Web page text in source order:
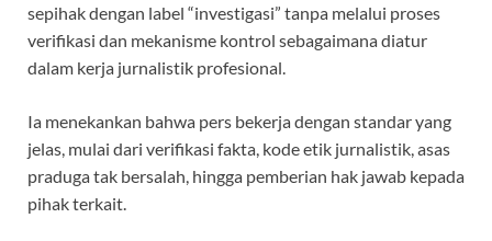
sepihak dengan label “investigasi” tanpa melalui proses
verifikasi dan mekanisme kontrol sebagaimana diatur
dalam kerja jurnalistik profesional.
Ia menekankan bahwa pers bekerja dengan standar yang
jelas, mulai dari verifikasi fakta, kode etik jurnalistik, asas
praduga tak bersalah, hingga pemberian hak jawab kepada
pihak terkait.